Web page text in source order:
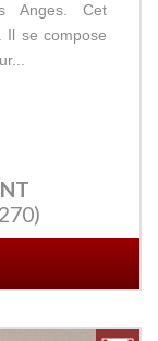
Anges. Cet
Il se compose